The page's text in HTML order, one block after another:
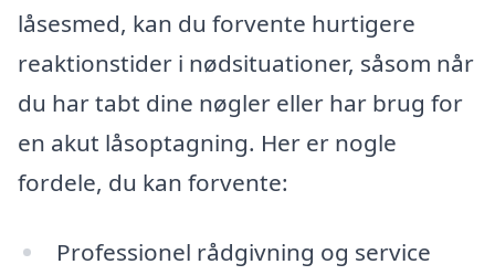
låsesmed, kan du forvente hurtigere
reaktionstider i nødsituationer, såsom når
du har tabt dine nøgler eller har brug for
en akut låsoptagning. Her er nogle
fordele, du kan forvente:
Professionel rådgivning og service